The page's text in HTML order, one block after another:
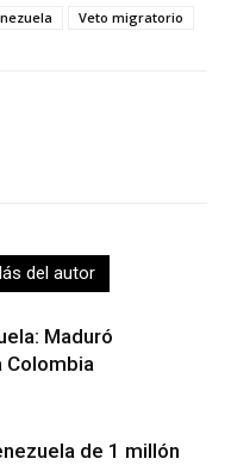
Veto migratorio
del autor
Maduró
Colombia
de 1 millón